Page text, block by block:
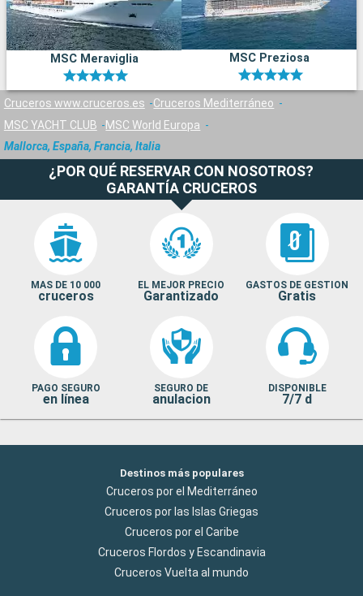
MSC Meraviglia MSC Preziosa
Cruceros www.cruceros.es
Cruceros Mediterráneo
MSC YACHT CLUB
MSC World Europa
Mallorca, España, Francia, Italia
¿POR QUÉ RESERVAR CON NOSOTROS?
GARANTÍA CRUCEROS
MAS DE 10 000
cruceros
EL MEJOR PRECIO
Garantizado
GASTOS DE GESTION
Gratis
PAGO SEGURO
en línea
SEGURO DE
anulacion
DISPONIBLE
7/7 d
Destinos más populares
Cruceros por el Mediterráneo
Cruceros por las Islas Griegas
Cruceros por el Caribe
Cruceros Flordos y Escandinavia
Cruceros Vuelta al mundo